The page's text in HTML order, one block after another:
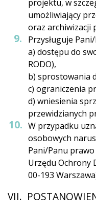
projektu, w
umożliwiający
oraz archiwizacji
Przysługuje
a) dostępu do
RODO),
b) sprostowania
c) ograniczenia
d) wniesienia
przewidzianych
W przypadku
osobowych
Pani/Panu
Urzędu Ochrony
00-193
VII.